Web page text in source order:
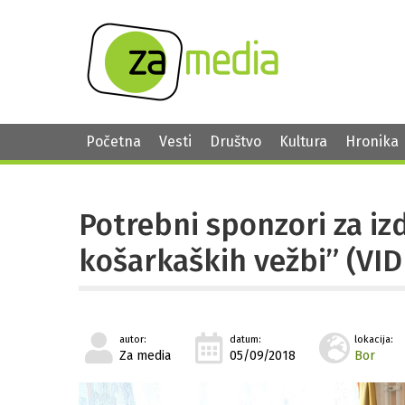
Početna Vesti Društvo Kultura Hronika
Potrebni sponzori za
košarkaških vežbi”
autor:
Za media
datum:
05/09/2018
lokacija:
Bor